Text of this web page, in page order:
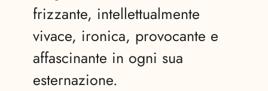
frizzante, intellettualmente
vivace, ironica, provocante e
affascinante in ogni sua
esternazione.